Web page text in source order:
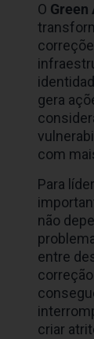
O Green
gera
com
Para
não
entre
criar